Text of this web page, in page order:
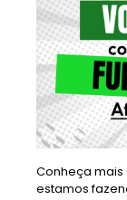
Conheça
estamos